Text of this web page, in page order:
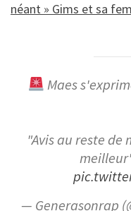
néant » Gims et sa
Maes
"Avis au reste
— Generasonrap